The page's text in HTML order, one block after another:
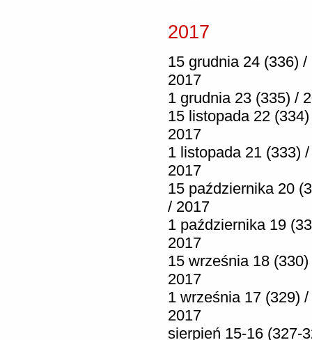
2017
15 grudnia 24 (336) /
2017
1 grudnia 23 (335) /
15 listopada 22
2017
1 listopada 21 (333) /
2017
15 października 20
/ 2017
1 października 19
2017
15 września 18 (330)
2017
1 września 17 (329) /
2017
sierpień 15-16 (327-